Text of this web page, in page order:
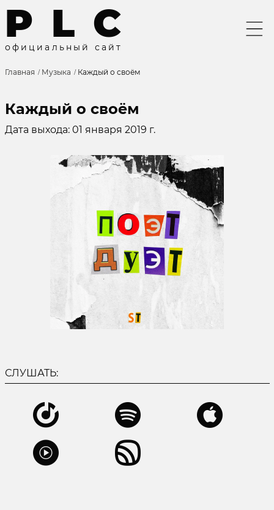
P L C
оф и ц и а л ь н ы й са й т
Главная Музыка Каждый о своём
Каждый о своём
Дата выхода: 01 января 2019 г.
СЛУШАТЬ: